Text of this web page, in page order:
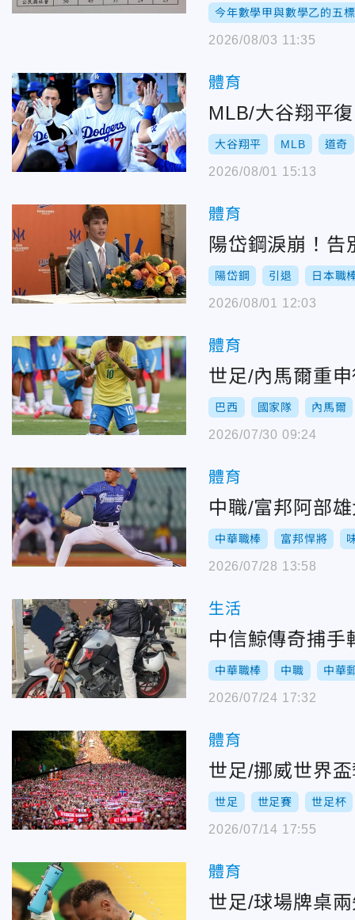
今年數學甲與數學乙的五
2026/08/03 11:35
體育
MLB/大谷翔平
大谷翔平 MLB 道奇
2026/08/01 15:13
體育
陽岱鋼淚崩！
陽岱鋼 引退 日本職
2026/08/01 12:03
體育
世足/內馬爾重
巴西 國家隊 內馬爾
2026/07/30 09:24
體育
中職/富邦阿部
中華職棒 富邦悍將
2026/07/28 13:58
生活
中信鯨傳奇捕
中華職棒 中職 中華
2026/07/24 17:32
體育
世足/挪威世界
世足 世足賽 世足杯
2026/07/14 17:55
體育
世足/球場牌桌